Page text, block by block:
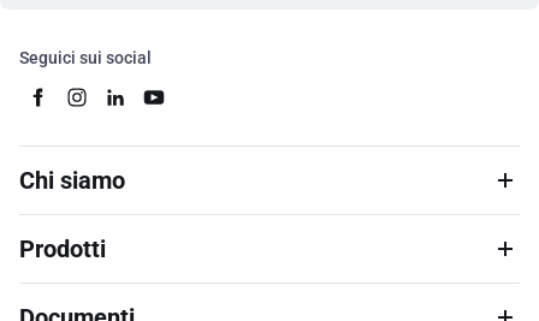
Seguici sui social
Chi siamo
Prodotti